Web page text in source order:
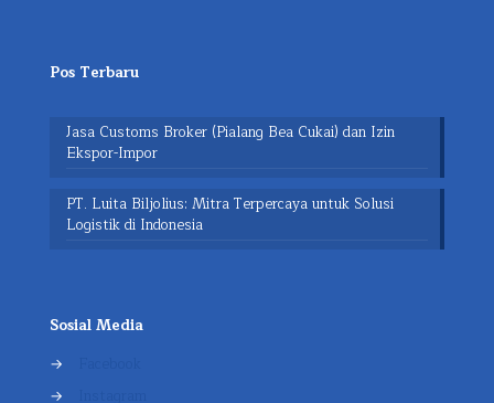
Pos Terbaru
Jasa Customs Broker (Pialang Bea Cukai) dan Izin
Ekspor-Impor
PT. Luita Biljolius: Mitra Terpercaya untuk Solusi
Logistik di Indonesia
Sosial Media
→
→